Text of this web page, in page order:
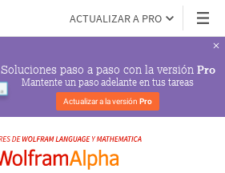
ACTUALIZAR A PRO
Soluciones paso a paso con la versión Pro
Mantente un paso adelante en tus tareas
Actualizar a la versión Pro